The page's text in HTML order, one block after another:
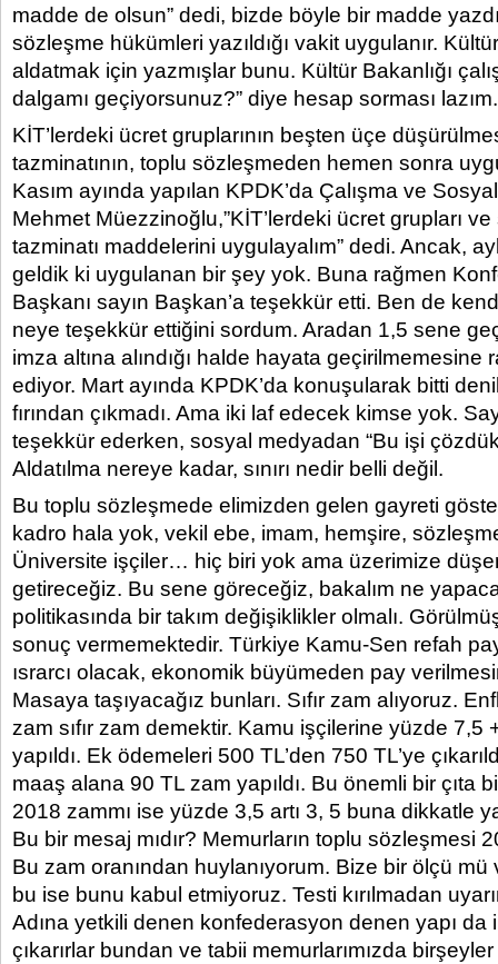
madde de olsun” dedi, bizde böyle bir madde
sözleşme hükümleri yazıldığı vakit uygulanır. Kültür
aldatmak için yazmışlar bunu. Kültür Bakanlığı
dalgamı geçiyorsunuz?” diye hesap sorması
KİT’lerdeki ücret gruplarının beşten üçe
tazminatının, toplu sözleşmeden hemen sonra
Kasım ayında yapılan KPDK’da Çalışma ve
Mehmet Müezzinoğlu,”KİT’lerdeki ücret grupları ve
tazminatı maddelerini uygulayalım” dedi. Ancak,
geldik ki uygulanan bir şey yok. Buna rağmen
Başkanı sayın Başkan’a teşekkür etti. Ben de
neye teşekkür ettiğini sordum. Aradan 1,5 sene
imza altına alındığı halde hayata geçirilmemesine
ediyor. Mart ayında KPDK’da konuşularak bitti
fırından çıkmadı. Ama iki laf edecek kimse yok.
teşekkür ederken, sosyal medyadan “Bu işi
Aldatılma nereye kadar, sınırı nedir belli değil.
Bu toplu sözleşmede elimizden gelen gayreti
kadro hala yok, vekil ebe, imam, hemşire,
Üniversite işçiler… hiç biri yok ama üzerimize
getireceğiz. Bu sene göreceğiz, bakalım ne
politikasında bir takım değişiklikler olmalı.
sonuç vermemektedir. Türkiye Kamu-Sen refah
ısrarcı olacak, ekonomik büyümeden pay
Masaya taşıyacağız bunları. Sıfır zam alıyoruz.
zam sıfır zam demektir. Kamu işçilerine yüzde 7,5
yapıldı. Ek ödemeleri 500 TL’den 750 TL’ye
maaş alana 90 TL zam yapıldı. Bu önemli bir çıta
2018 zammı ise yüzde 3,5 artı 3, 5 buna dikkatle
Bu bir mesaj mıdır? Memurların toplu sözleşmesi
Bu zam oranından huylanıyorum. Bize bir ölçü
bu ise bunu kabul etmiyoruz. Testi kırılmadan
Adına yetkili denen konfederasyon denen yapı da
çıkarırlar bundan ve tabii memurlarımızda birşeyler